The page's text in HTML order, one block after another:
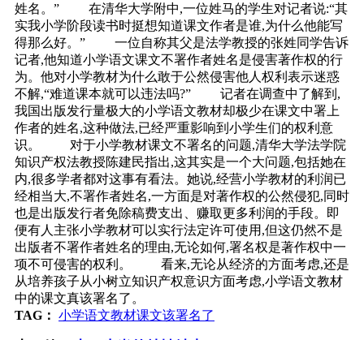
姓名。” 在清华大学附中,一位姓马的学生对记者说:“其
实我小学阶段读书时挺想知道课文作者是谁,为什么他能写
得那么好。” 一位自称其父是法学教授的张姓同学告诉
记者,他知道小学语文课文不署作者姓名是侵害著作权的行
为。他对小学教材为什么敢于公然侵害他人权利表示迷惑
不解,“难道课本就可以违法吗?” 记者在调查中了解到,
我国出版发行量极大的小学语文教材却极少在课文中署上
作者的姓名,这种做法,已经严重影响到小学生们的权利意
识。 对于小学教材课文不署名的问题,清华大学法学院
知识产权法教授陈建民指出,这其实是一个大问题,包括她在
内,很多学者都对这事有看法。她说,经营小学教材的利润已
经相当大,不署作者姓名,一方面是对著作权的公然侵犯,同时
也是出版发行者免除稿费支出、赚取更多利润的手段。即
便有人主张小学教材可以实行法定许可使用,但这仍然不是
出版者不署作者姓名的理由,无论如何,署名权是著作权中一
项不可侵害的权利。 看来,无论从经济的方面考虑,还是
从培养孩子从小树立知识产权意识方面考虑,小学语文教材
中的课文真该署名了。
TAG： 小学语文教材课文该署名了